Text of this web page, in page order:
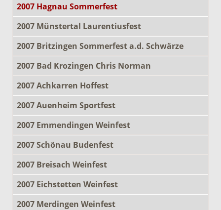
2007 Hagnau Sommerfest
2007 Münstertal Laurentiusfest
2007 Britzingen Sommerfest a.d. Schwärze
2007 Bad Krozingen Chris Norman
2007 Achkarren Hoffest
2007 Auenheim Sportfest
2007 Emmendingen Weinfest
2007 Schönau Budenfest
2007 Breisach Weinfest
2007 Eichstetten Weinfest
2007 Merdingen Weinfest